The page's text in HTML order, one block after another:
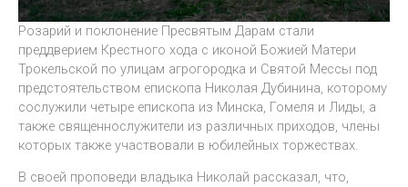
Розарий и поклонение Пресвятым Дарам стали
преддверием Крестного хода с иконой Божией Матери
Трокельской по улицам агрогородка и Святой Мессы под
предстоятельством епископа Николая Дубинина, которому
сослужили четыре епископа из Минска, Гомеля и Лиды, а
также священнослужители из различных приходов, члены
которых также участвовали в юбилейных торжествах.
В своей проповеди владыка Николай рассказал, что,